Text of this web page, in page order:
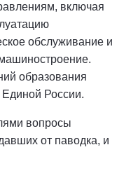
включая
обслуживание и
образования
России.
вопросы
от паводка, и